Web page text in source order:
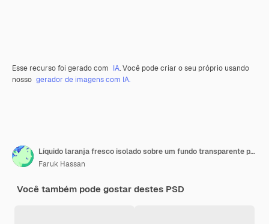
Esse recurso foi gerado com IA. Você pode criar o seu próprio usando
nosso gerador de imagens com IA.
Líquido laranja fresco isolado sobre um fundo transparente por IA generativa
Faruk Hassan
Você também pode gostar destes PSD